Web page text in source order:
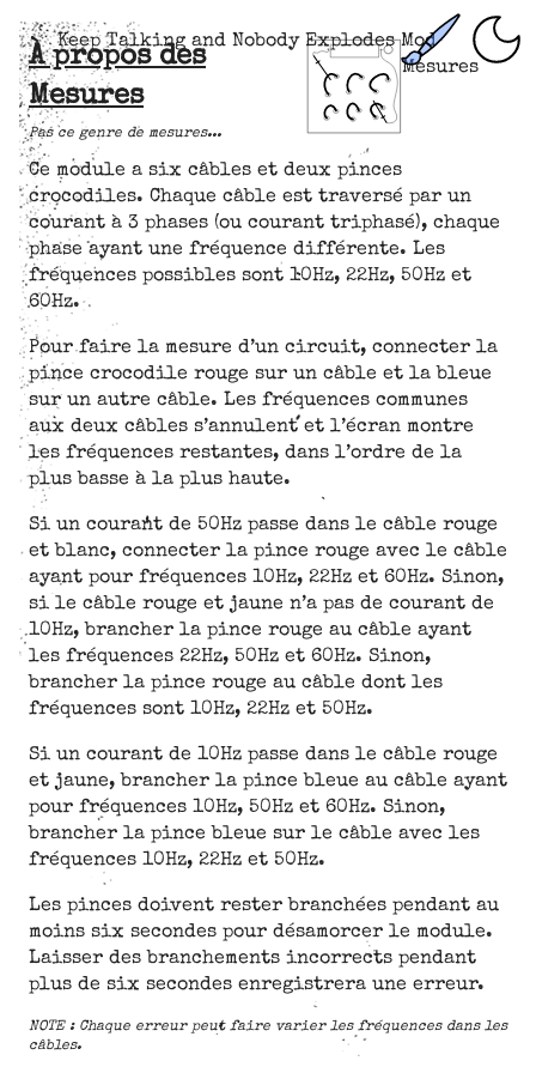
Keep Talking and Nobody Explodes Mod
Mesures
À propos des
Mesures
Pas ce genre de mesures...
Ce module a six câbles et deux pinces
crocodiles. Chaque câble est traversé par un
courant à 3 phases (ou courant triphasé), chaque
phase ayant une fréquence différente. Les
fréquences possibles sont 10Hz, 22Hz, 50Hz et
60Hz.
Pour faire la mesure d’un circuit, connecter la
pince crocodile rouge sur un câble et la bleue
sur un autre câble. Les fréquences communes
aux deux câbles s’annulent et l’écran montre
les fréquences restantes, dans l’ordre de la
plus basse à la plus haute.
Si un courant de 50Hz passe dans le câble rouge
et blanc, connecter la pince rouge avec le câble
ayant pour fréquences 10Hz, 22Hz et 60Hz. Sinon,
si le câble rouge et jaune n’a pas de courant de
10Hz, brancher la pince rouge au câble ayant
les fréquences 22Hz, 50Hz et 60Hz. Sinon,
brancher la pince rouge au câble dont les
fréquences sont 10Hz, 22Hz et 50Hz.
Si un courant de 10Hz passe dans le câble rouge
et jaune, brancher la pince bleue au câble ayant
pour fréquences 10Hz, 50Hz et 60Hz. Sinon,
brancher la pince bleue sur le câble avec les
fréquences 10Hz, 22Hz et 50Hz.
Les pinces doivent rester branchées pendant au
moins six secondes pour désamorcer le module.
Laisser des branchements incorrects pendant
plus de six secondes enregistrera une erreur.
NOTE : Chaque erreur peut faire varier les fréquences dans les
câbles.